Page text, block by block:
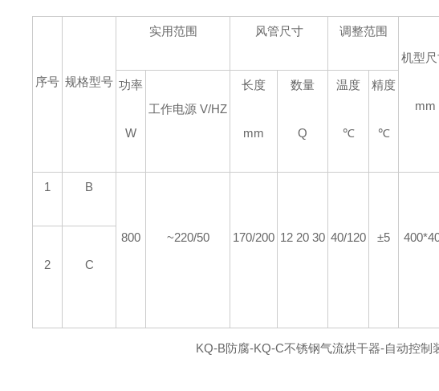
序号 规格型号
实用范围 风管尺寸
调整范围
机型
mm
功率
W
工作电源 V/HZ
长度
mm
数量
Q
温度
℃
精度
℃
1 B
800 ~220/50 170/200 12 20 30 40/120 ±5
2 C
KQ-B防腐-KQ-C不锈钢气流烘干器-自动控制